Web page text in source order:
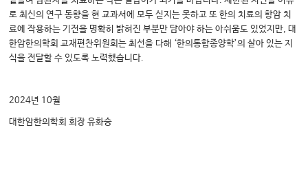
로 최신의 연구 동향을 현 교과서에 모두 싣지는 못하고 또 한의 치료의 항암 치
료에 작용하는 기전을 명확히 밝혀진 부분만 담아야 하는 아쉬움도 있었지만, 대
한암한의학회 교재편찬위원회는 최선을 다해 ‘한의통합종양학’의 살아 있는 지
식을 전달할 수 있도록 노력했습니다.
2024년 10월
대한암한의학회 회장 유화승